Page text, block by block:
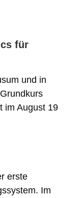
für
und in
im August 19
erste
Im